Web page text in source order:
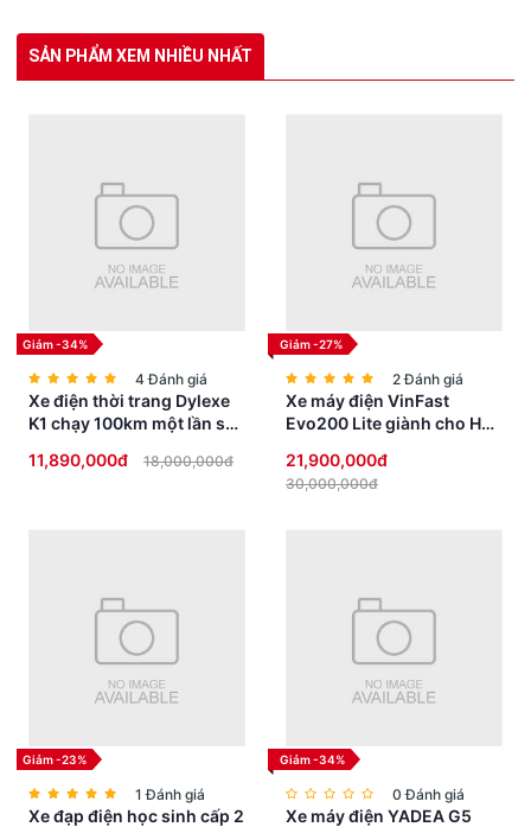
thời trang. Đừng bỏ lỡ cơ hội đặt hàng ngay hôm nay và tham gia
vào cuộc cách mạng di chuyển xanh của chúng tôi!
ĐỊA ĐIỂM MUA XE ĐẠP ĐIỆN - XE MÁY ĐIỆN - XE
50CC UY TÍN TẠI HÀ ĐÔNG:
SẢN PHẨM XEM NHIỀU NHẤT
Giảm -34%
4 Đánh giá
Xe điện thời trang Dylexe
K1 chạy 100km một lần sạc
11,890,000đ 18,000,000đ
Giảm -27%
2 Đánh giá
Xe máy điện VinFast
Evo200 Lite giành cho Học
21,900,000đ
30,000,000đ
Giảm -23%
1 Đánh giá
Xe đạp điện học sinh cấp 2
Giảm -34%
0 Đánh giá
Xe máy điện YADEA G5